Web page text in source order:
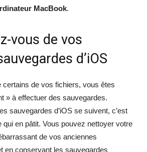
MacBook.
vous de vos
d’iOS
certains de vos fichiers, vous êtes
» à effectuer des sauvegardes.
sauvegardes d’iOS se suivent, c’est
qui en pâtit. Vous pouvez nettoyer votre
de vos anciennes
en conservant les sauvegardes